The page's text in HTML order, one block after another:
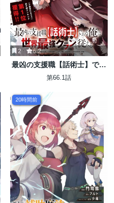
2 6.2
最凶の支援職【話術士】であ
る俺は世界最強クランを従え
第66.1話
20時間前